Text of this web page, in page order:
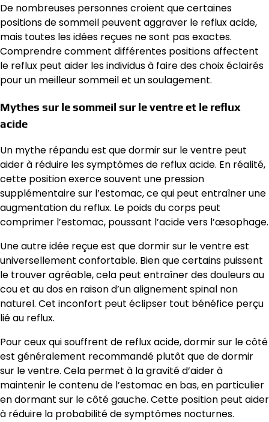
De nombreuses personnes croient que certaines
positions de sommeil peuvent aggraver le reflux acide,
mais toutes les idées reçues ne sont pas exactes.
Comprendre comment différentes positions affectent
le reflux peut aider les individus à faire des choix éclairés
pour un meilleur sommeil et un soulagement.
Mythes sur le sommeil sur le ventre et le reflux
acide
Un mythe répandu est que dormir sur le ventre peut
aider à réduire les symptômes de reflux acide. En réalité,
cette position exerce souvent une pression
supplémentaire sur l’estomac, ce qui peut entraîner une
augmentation du reflux. Le poids du corps peut
comprimer l’estomac, poussant l’acide vers l’œsophage.
Une autre idée reçue est que dormir sur le ventre est
universellement confortable. Bien que certains puissent
le trouver agréable, cela peut entraîner des douleurs au
cou et au dos en raison d’un alignement spinal non
naturel. Cet inconfort peut éclipser tout bénéfice perçu
lié au reflux.
Pour ceux qui souffrent de reflux acide, dormir sur le côté
est généralement recommandé plutôt que de dormir
sur le ventre. Cela permet à la gravité d’aider à
maintenir le contenu de l’estomac en bas, en particulier
en dormant sur le côté gauche. Cette position peut aider
à réduire la probabilité de symptômes nocturnes.